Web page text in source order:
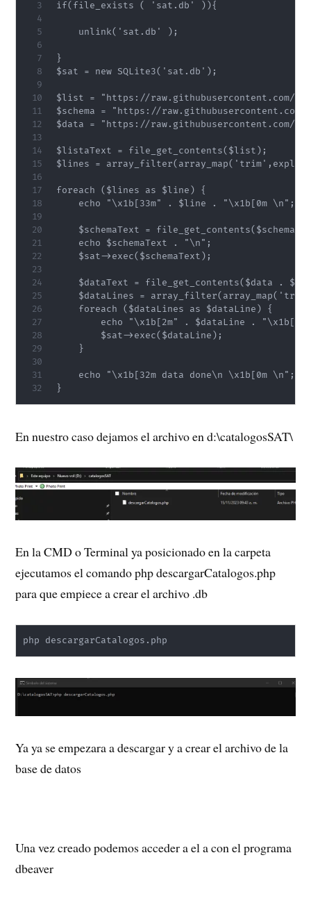
if(file_exists ( 'sat.db' )){
}
$sat = new SQLite3('sat.db');
$list = "https://raw.githubusercontent.com/
$schema = "https://
$data = "https://raw.githubusercontent.com/
$listaText = file_get_contents($list);
$lines =
foreach ($lines as $line) {
    echo "\x1b[33m" . $line . "\x1b[0m \n";
$schemaText = file_get_contents($schema .
    echo $schemaText . "\n";
    $sat->exec($schemaText);
$dataText = file_get_contents($data .
$dataLines =
    foreach ($dataLines as $dataLine) {
echo "\x1b[2m" . $dataLine . "\x1b[0m
        $sat->exec($dataLine);
    }
    echo "\x1b[32m data done\n \x1b[0m \n";
}
En nuestro caso dejamos el archivo en d:\catalogosSAT\
En la CMD o Terminal ya posicionado en la carpeta
ejecutamos el comando php descargarCatalogos.php
para que empiece a crear el archivo .db
php descargarCatalogos.php
Ya ya se empezara a descargar y a crear el archivo de la
base de datos
Una vez creado podemos acceder a el a con el programa
dbeaver